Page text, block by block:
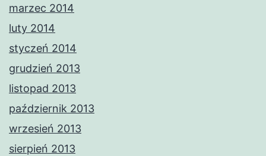
marzec 2014
luty 2014
styczeń 2014
grudzień 2013
listopad 2013
październik 2013
wrzesień 2013
sierpień 2013